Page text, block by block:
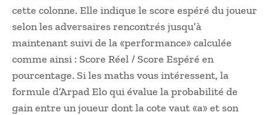
cette colonne. Elle indique le score espéré du joueur
selon les adversaires rencontrés jusqu’à
maintenant suivi de la «performance» calculée
comme ainsi : Score Réel / Score Espéré en
pourcentage. Si les maths vous intéressent, la
formule d’Arpad Elo qui évalue la probabilité de
gain entre un joueur dont la cote vaut «a» et son